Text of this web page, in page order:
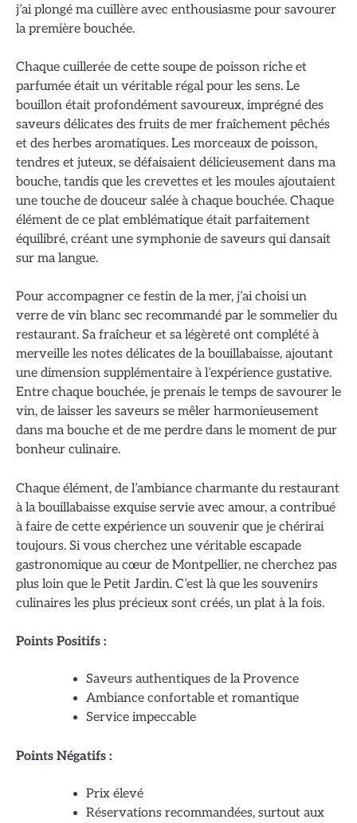
j’ai plongé ma cuillère avec enthousiasme pour savourer
la première bouchée.
Chaque cuillerée de cette soupe de poisson riche et
parfumée était un véritable régal pour les sens. Le
bouillon était profondément savoureux, imprégné des
saveurs délicates des fruits de mer fraîchement pêchés
et des herbes aromatiques. Les morceaux de poisson,
tendres et juteux, se défaisaient délicieusement dans ma
bouche, tandis que les crevettes et les moules ajoutaient
une touche de douceur salée à chaque bouchée. Chaque
élément de ce plat emblématique était parfaitement
équilibré, créant une symphonie de saveurs qui dansait
sur ma langue.
Pour accompagner ce festin de la mer, j’ai choisi un
verre de vin blanc sec recommandé par le sommelier du
restaurant. Sa fraîcheur et sa légèreté ont complété à
merveille les notes délicates de la bouillabaisse, ajoutant
une dimension supplémentaire à l’expérience gustative.
Entre chaque bouchée, je prenais le temps de savourer le
vin, de laisser les saveurs se mêler harmonieusement
dans ma bouche et de me perdre dans le moment de pur
bonheur culinaire.
Chaque élément, de l’ambiance charmante du restaurant
à la bouillabaisse exquise servie avec amour, a contribué
à faire de cette expérience un souvenir que je chérirai
toujours. Si vous cherchez une véritable escapade
gastronomique au cœur de Montpellier, ne cherchez pas
plus loin que le Petit Jardin. C’est là que les souvenirs
culinaires les plus précieux sont créés, un plat à la fois.
Points Positifs :
Saveurs authentiques de la Provence
Ambiance confortable et romantique
Service impeccable
Points Négatifs :
Prix élevé
Réservations recommandées, surtout aux